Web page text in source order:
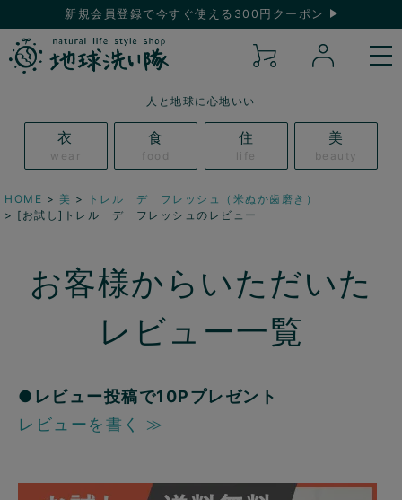
新規会員登録で今すぐ使える300円クーポン
人と地球に心地いい
衣
wear
食
food
住
life
美
beauty
HOME 美
トレル デ フレッシュ（米ぬか歯磨き）
[お試し]トレル デ フレッシュのレビュー
お客様からいただいた
レビュー一覧
●レビュー投稿で10Pプレゼント
レビューを書く ≫